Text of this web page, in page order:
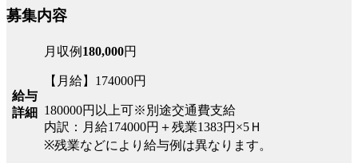
募集内容
給与
詳細
月収例 180,000円
【月給】174000円
180000円以上可※別途交通費支給
内訳：月給174000円＋残業1383円×5Ｈ
※残業などにより給与例は異なります。